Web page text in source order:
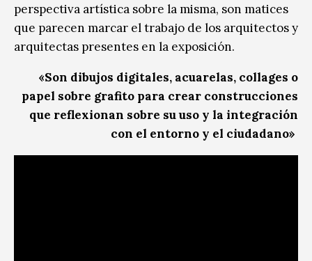
perspectiva artística sobre la misma, son matices
que parecen marcar el trabajo de los arquitectos y
arquitectas presentes en la exposición.
«Son dibujos digitales, acuarelas, collages o
papel sobre grafito para crear construcciones
que reflexionan sobre su uso y la integración
con el entorno y el ciudadano»